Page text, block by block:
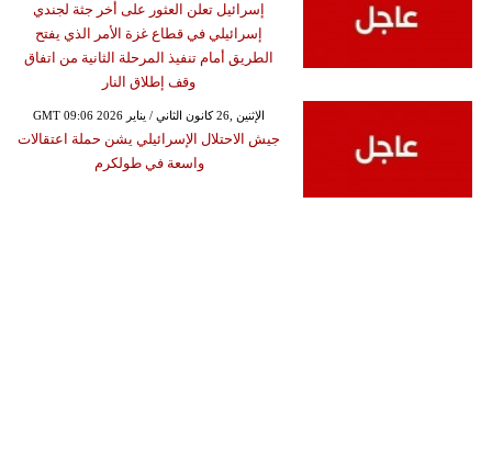
إسرائيل تعلن العثور على أخر جثة لجندي
إسرائيلي في قطاع غزة الأمر الذي يفتح
الطريق أمام تنفيذ المرحلة الثانية من اتفاق
وقف إطلاق النار
GMT 09:06 2026 الإثنين ,26 كانون الثاني / يناير
جيش الاحتلال الإسرائيلي يشن حملة اعتقالات
واسعة في طولكرم